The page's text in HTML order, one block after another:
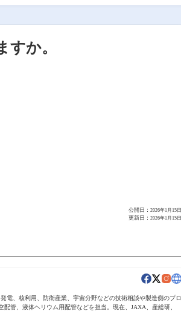
すか。
公開日： 2026年1月15日
更新日： 2026年1月15日
電、核利用、防衛産業、宇宙分野などの技術相談や製造側のプロ
管、液体ヘリウム用配管などを担当。現在、JAXA、産総研、